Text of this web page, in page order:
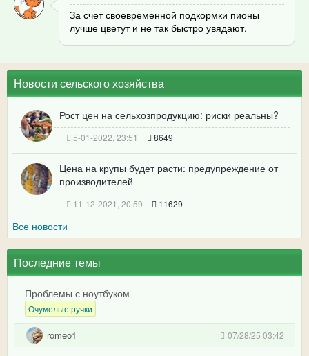
За счет своевременной подкормки пионы
лучше цветут и не так быстро увядают.
Новости сельского хозяйства
Рост цен на сельхозпродукцию: риски реальны?
5-01-2022, 23:51 8649
Цена на крупы будет расти: предупреждение от
производителей
11-12-2021, 20:59 11629
Все новости
Последние темы
Проблемы с ноутбуком
Очумелые ручки
romeo1 07/28/25 03:42